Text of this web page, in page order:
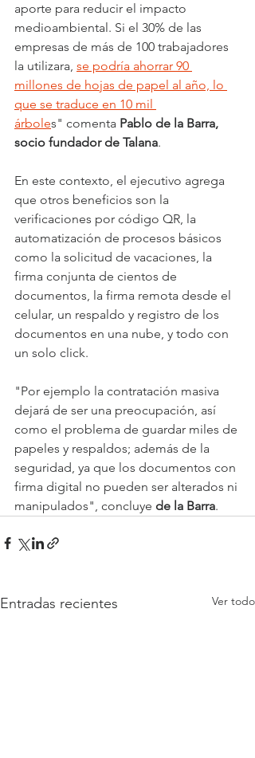
aporte para reducir el impacto
medioambiental. Si el 30% de las
empresas de más de 100 trabajadores
la utilizara, se podría ahorrar 90
millones de hojas de papel al año, lo
que se traduce en 10 mil
árboles" comenta Pablo de la Barra,
socio fundador de Talana.
En este contexto, el ejecutivo agrega
que otros beneficios son la
verificaciones por código QR, la
automatización de procesos básicos
como la solicitud de vacaciones, la
firma conjunta de cientos de
documentos, la firma remota desde el
celular, un respaldo y registro de los
documentos en una nube, y todo con
un solo click.
"Por ejemplo la contratación masiva
dejará de ser una preocupación, así
como el problema de guardar miles de
papeles y respaldos; además de la
seguridad, ya que los documentos con
firma digital no pueden ser alterados ni
manipulados", concluye de la Barra.
Entradas recientes Ver todo